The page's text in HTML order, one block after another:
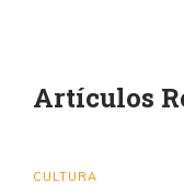
Artículos
CULTURA